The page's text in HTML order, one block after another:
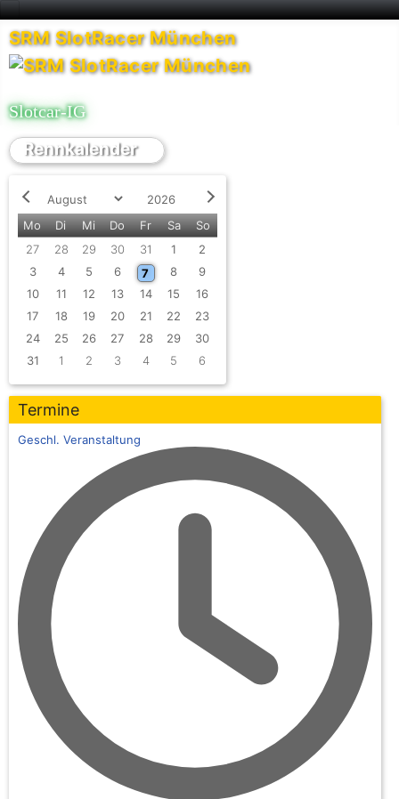
SRM SlotRacer München
Slotcar-IG
Rennkalender
Zurück - Monat
Monat Jahr
Weiter - Monat
Mo
Di Mi Do Fr Sa
So
27
28 29 30 31
Einzelne Veranstaltung
1
2
3
4 5 6 7
Einzelne Veranstaltung
8
9
10
11 12 13 14 15
16
17
18 19 20 21 22
23
24
25 26 27 28 29
30
31
1 2 3 4 5 6
Termine
Geschl. Veranstaltung